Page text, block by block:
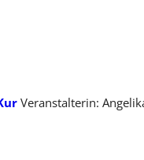
Veranstalterin: